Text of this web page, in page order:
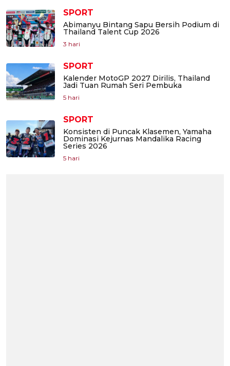
SPORT
Abimanyu Bintang Sapu Bersih Podium di
Thailand Talent Cup 2026
3 hari
SPORT
Kalender MotoGP 2027 Dirilis, Thailand
Jadi Tuan Rumah Seri Pembuka
5 hari
SPORT
Konsisten di Puncak Klasemen, Yamaha
Dominasi Kejurnas Mandalika Racing
Series 2026
5 hari